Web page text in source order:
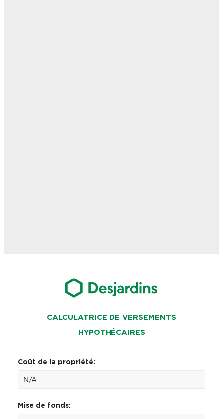
CALCULATRICE DE VERSEMENTS
HYPOTHÉCAIRES
Coût de la propriété:
Mise de fonds: